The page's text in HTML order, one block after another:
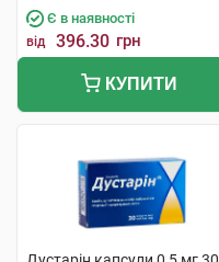
Є в наявності
від 396.30 грн
КУПИТИ